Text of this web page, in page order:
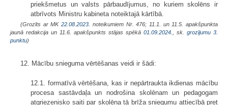
priekšmetus un valsts pārbaudījumus, no kuriem skolēns ir
atbrīvots Ministru kabineta noteiktajā kārtībā.
(Grozīts ar MK22.08.2023.
noteikumiem Nr. 476; 11.1. un 11.5. apakšpunkta
jaunā redakcija un 11.6. apakšpunkts stājas spēkā 01.09.2024. , sk. grozījumu 3.
punktu)
12. Mācību snieguma vērtēšanas veidi ir šādi:
12.1. formatīvā vērtēšana, kas ir nepārtraukta ikdienas mācību
procesa sastāvdaļa un nodrošina skolēnam un pedagogam
atgriezenisko saiti par skolēna tā brīža sniegumu attiecībā pret